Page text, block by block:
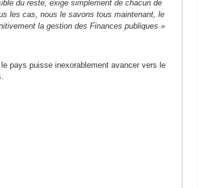
du reste, exige simplement de chacun de
les cas, nous le savons tous maintenant, le
la gestion des Finances publiques »
pays puisse inexorablement avancer vers le